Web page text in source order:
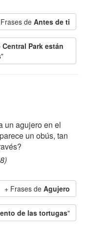
de Antes de ti
Park están
"
un agujero en el
un obús, tan
+ Frases de Agujero
de las tortugas"